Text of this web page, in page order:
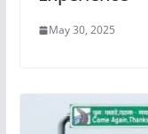
May 30, 2025